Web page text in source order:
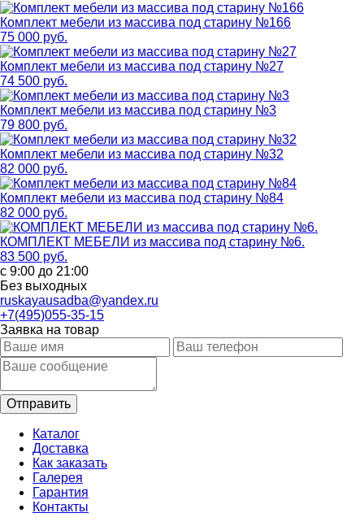
Комплект мебели из массива под старину №166
75 000 руб.
Комплект мебели из массива под старину №27
74 500 руб.
Комплект мебели из массива под старину №3
79 800 руб.
Комплект мебели из массива под старину №32
82 000 руб.
Комплект мебели из массива под старину №84
82 000 руб.
КОМПЛЕКТ МЕБЕЛИ из массива под старину №6.
83 500 руб.
с 9:00 до 21:00
Без выходных
ruskayausadba@yandex.ru
+7(495)055-35-15
Заявка на товар
Каталог
Доставка
Как заказать
Галерея
Гарантия
Контакты